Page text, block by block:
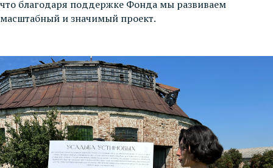
что благодаря поддержке Фонда мы развиваем
масштабный и значимый проект.